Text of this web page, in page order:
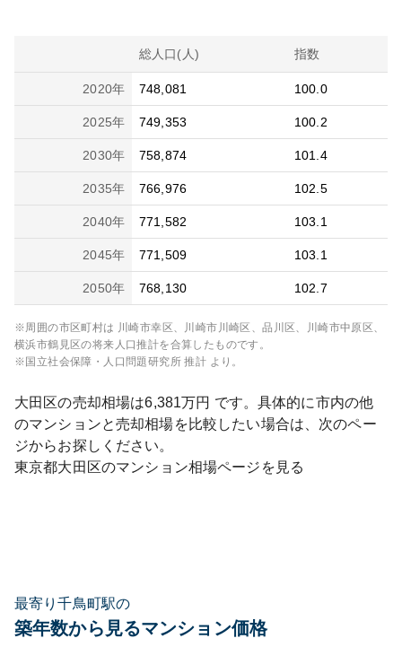
総人口(人) 指数
2020年 748,081 100.0
2025年 749,353 100.2
2030年 758,874 101.4
2035年 766,976 102.5
2040年 771,582 103.1
2045年 771,509 103.1
2050年 768,130 102.7
※周囲の市区町村は 川崎市幸区、川崎市川崎区、品川区、川崎市中原区、
横浜市鶴見区の将来人口推計を合算したものです。
※国立社会保障・人口問題研究所 推計 より。
大田区の売却相場は6,381万円 です。具体的に市内の他
のマンションと売却相場を比較したい場合は、次のペー
ジからお探しください。
東京都大田区のマンション相場ページを見る
最寄り千鳥町駅の
築年数から見るマンション価格